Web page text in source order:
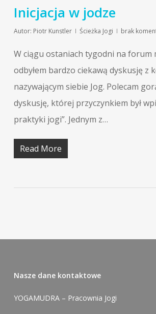
Inicjacja w jodze
Autor: Piotr Kunstler Ścieżka Jogi brak
W ciągu ostaniach tygodni na forum
odbyłem bardzo ciekawą dyskusję z
nazywającym siebie Jog. Polecam
dyskusję, której przyczynkiem był
praktyki jogi”. Jednym z…
Read More
Nasze dane kontaktowe
YOGAMUDRA – Pracownia Jogi